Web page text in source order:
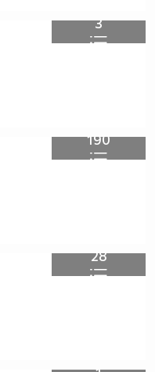
3
190
28